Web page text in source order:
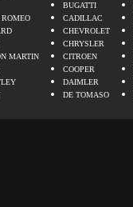
ROMEO
MARTIN
BUGATTI
CADILLAC
CHEVROLET
CHRYSLER
CITROEN
COOPER
DAIMLER
DE TOMASO